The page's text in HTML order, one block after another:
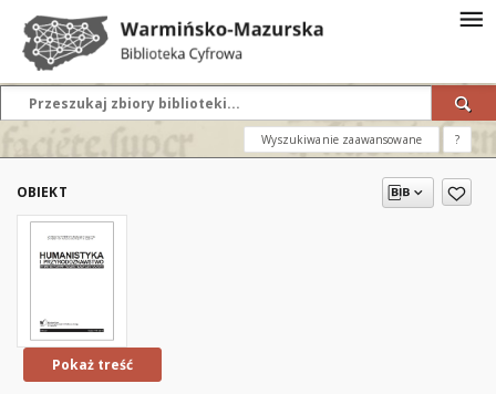
Wyszukiwanie zaawansowane ?
OBIEKT
Pokaż treść